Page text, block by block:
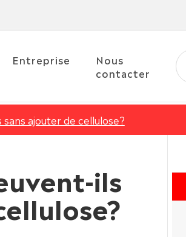
Entreprise
Nous
contacter
ajouter de cellulose?
ils